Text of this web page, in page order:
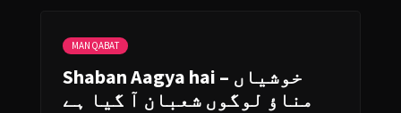
MANQABAT
Shaban Aagya hai – خوشیاں
مناؤ لوگوں شعبان آ گیا ہے